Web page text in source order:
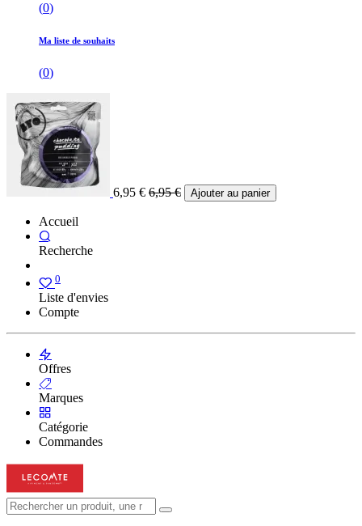
(0)
Ma liste de souhaits
(0)
6,95 € 6,95€ Ajouter au panier
Accueil
Recherche
0
Liste d'envies
Compte
Offres
Marques
Catégorie
Commandes